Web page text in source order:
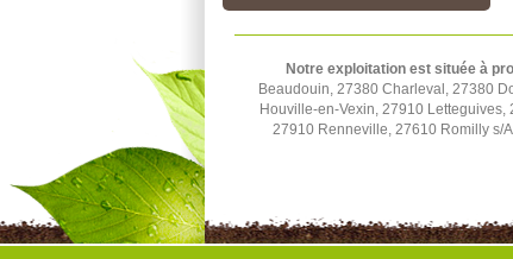
Notre exploitation est située à
Beaudouin, 27380 Charleval, 27380
Houville-en-Vexin, 27910
27910 Renneville, 27610 Romilly s/